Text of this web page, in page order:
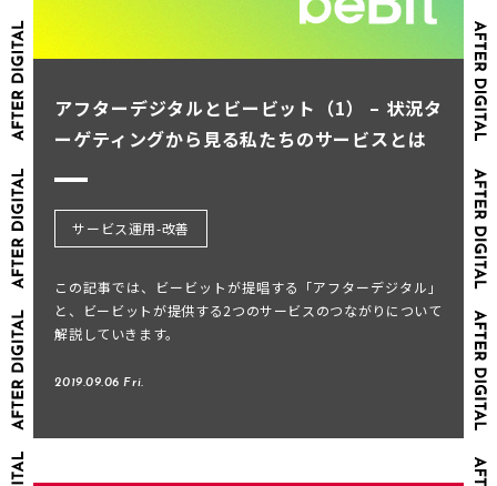
アフターデジタルとビービット（1） – 状況タ
ーゲティングから見る私たちのサービスとは
サービス運用-改善
この記事では、ビービットが提唱する「アフターデジタル」
と、ビービットが提供する2つのサービスのつながりについて
解説していきます。
2019.09.06 Fri.